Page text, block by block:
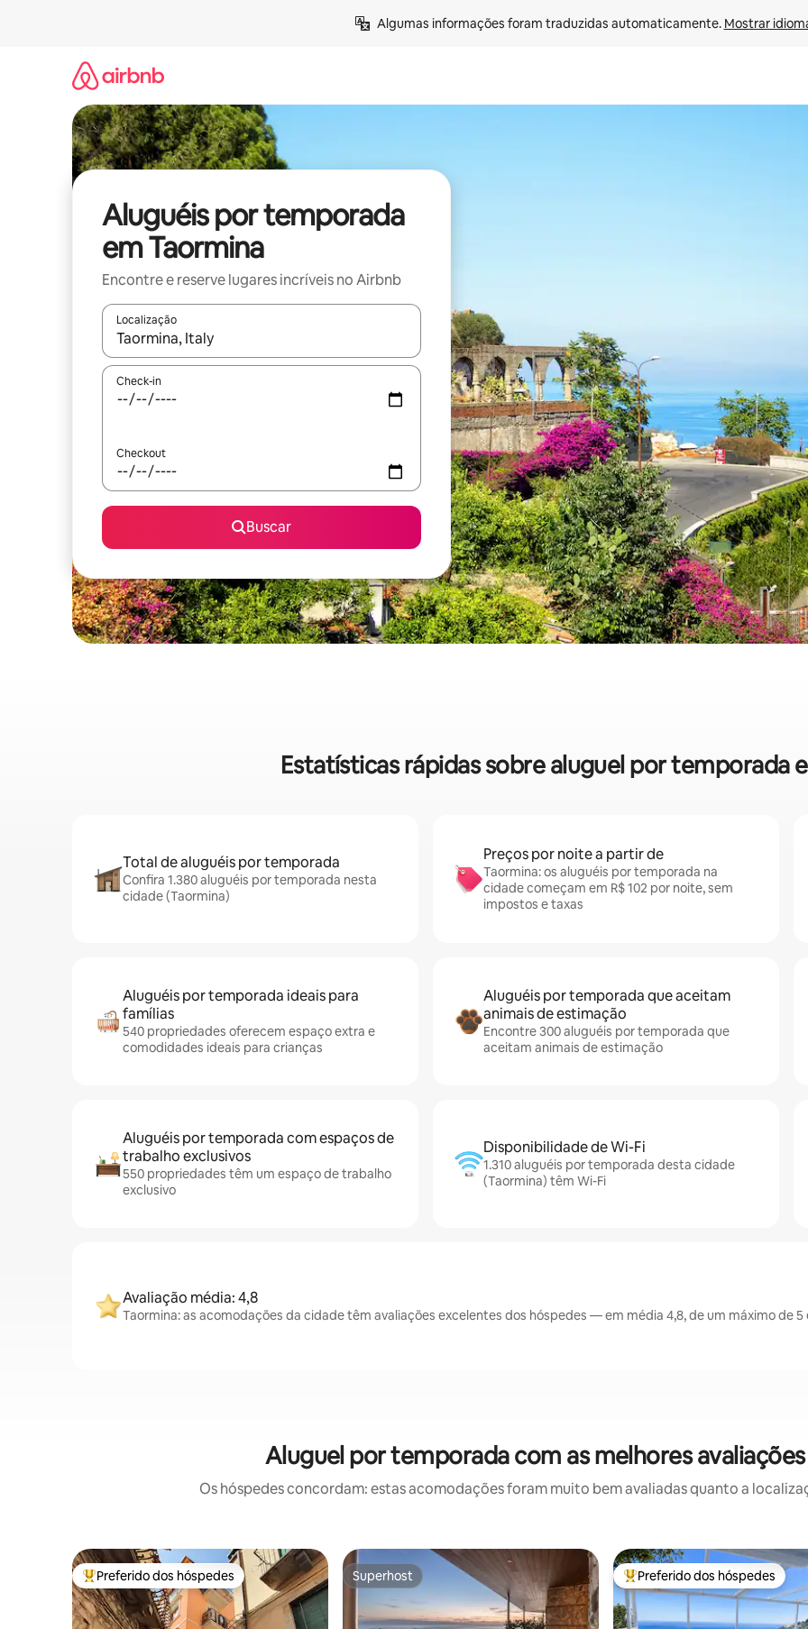
Algumas informações foram traduzidas automaticamente. Mostrar
Aluguéis por temporada
em Taormina
Encontre e reserve lugares incríveis no Airbnb
Localização
Quando os resultados estiverem disponíveis, explore-os usando as seta para cima e para baixo do teclado ou tocando
Check-in
Checkout
Buscar
Estatísticas rápidas sobre aluguel por temporada
Total de aluguéis por temporada
Confira 1.380 aluguéis por temporada nesta
cidade (Taormina)
Preços por noite a partir de
Taormina: os aluguéis por temporada na
cidade começam em R$ 102 por noite, sem
impostos e taxas
Aluguéis por temporada ideais para
famílias
540 propriedades oferecem espaço extra e
comodidades ideais para crianças
Aluguéis por temporada que aceitam
animais de estimação
Encontre 300 aluguéis por temporada que
aceitam animais de estimação
Aluguéis por temporada com espaços de
trabalho exclusivos
550 propriedades têm um espaço de trabalho
exclusivo
Disponibilidade de Wi-Fi
1.310 aluguéis por temporada desta cidade
(Taormina) têm Wi-Fi
Avaliação média: 4,8
Taormina: as acomodações da cidade têm avaliações excelentes dos hóspedes — em média 4,8, de um máximo de 5
Aluguel por temporada com as melhores
Os hóspedes concordam: estas acomodações foram muito bem avaliadas quanto a
Entre os melhores preferidos dos hóspedes
Preferido dos hóspedes Superhost
Superhost Entre os melhores preferidos
Preferido dos hóspedes